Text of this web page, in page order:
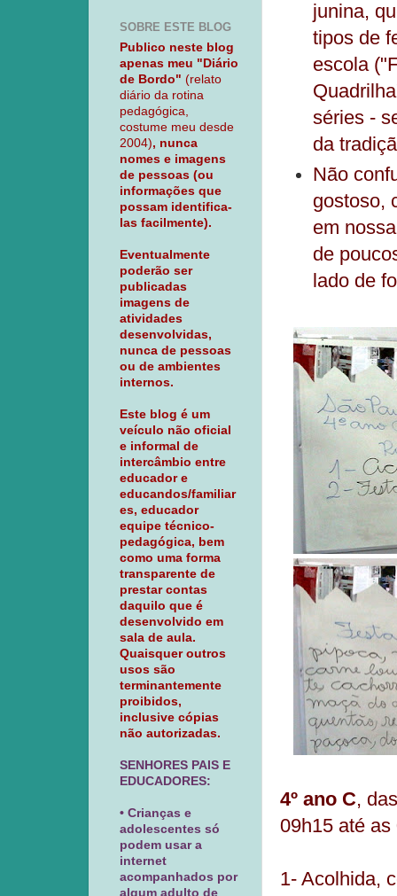
junina,
tipos de
escola
séries -
da
Não
gostoso,
em
de
lado de
4º ano C,
09h15 até as
1- Acolhida,
SOBRE ESTE BLOG
Publico neste blog
apenas meu "Diário
de Bordo" (relato
diário da rotina
pedagógica,
costume meu desde
2004), nunca
nomes e imagens
de pessoas (ou
informações que
possam identifica-
las facilmente).
Eventualmente
poderão ser
publicadas
imagens de
atividades
desenvolvidas,
nunca de pessoas
ou de ambientes
internos.
Este blog é um
veículo não oficial
e informal de
intercâmbio entre
educador e
educandos/familiar
es, educador
equipe técnico-
pedagógica, bem
como uma forma
transparente de
prestar contas
daquilo que é
desenvolvido em
sala de aula.
Quaisquer outros
usos são
terminantemente
proibidos,
inclusive cópias
não autorizadas.
SENHORES PAIS E
EDUCADORES:
• Crianças e
adolescentes só
podem usar a
internet
acompanhados por
algum adulto de